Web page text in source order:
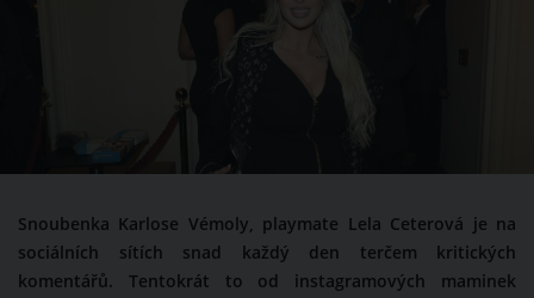
Snoubenka Karlose Vémoly, playmate Lela Ceterová je na
sociálních sítích snad každý den terčem kritických
komentářů. Tentokrát to od instagramových maminek